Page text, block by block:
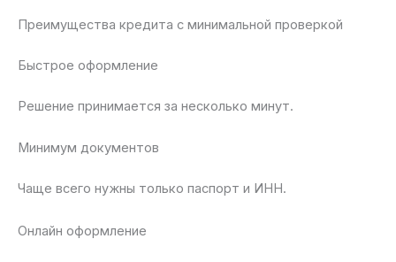
Преимущества кредита с минимальной проверкой
Быстрое оформление
Решение принимается за несколько минут.
Минимум документов
Чаще всего нужны только паспорт и ИНН.
Онлайн оформление